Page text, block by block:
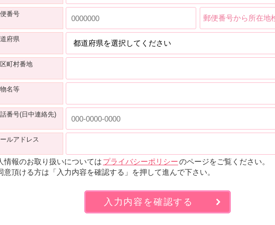
番号 郵便番号から所在地
府県
町村番地
名等
番号(日中連絡先)
ルアドレス
情報のお取り扱いについては プライバシーポリシーのページをご覧ください。
意頂ける方は「入力内容を確認する」を押して進んで下さい。
入力内容を確認する